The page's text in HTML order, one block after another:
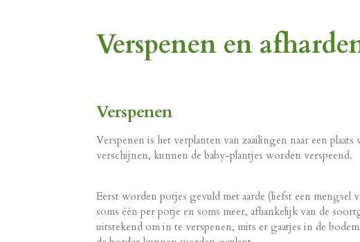
Verspenen en
Verspenen
Verspenen is het verplanten van zaailingen naar een
verschijnen, kunnen de baby-plantjes worden verspeend.
Eerst worden potjes gevuld met aarde (liefst een
soms één per potje en soms meer, afhankelijk van de
uitstekend om in te verspenen, mits er gaatjes in de